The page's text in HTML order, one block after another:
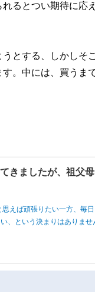
るとつい期待に応
とする、しかしそ
。中には、買うま
きましたが、祖父
えば頑張りたい一方、毎日
、という決まりはありませ